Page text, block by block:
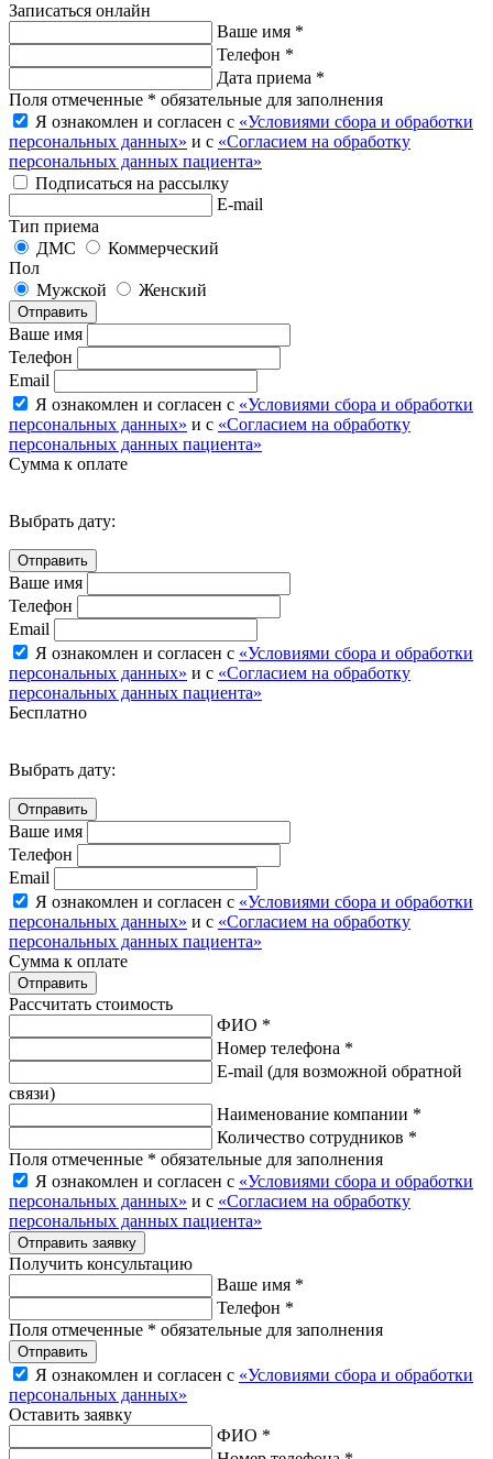
Записаться онлайн
Ваше имя *
Телефон *
Дата приема *
Поля отмеченные * обязательные для заполнения
Я ознакомлен и согласен с «Условиями сбора и обработки
персональных данных» и с «Согласием на обработку
персональных данных пациента»
Подписаться на рассылку
E-mail
Тип приема
ДМС
Коммерческий
Пол
Мужской
Женский
Отправить
Ваше имя
Телефон
Email
Я ознакомлен и согласен с «Условиями сбора и обработки
персональных данных» и с «Согласием на обработку
персональных данных пациента»
Сумма к оплате
Выбрать дату:
Ваше имя
Телефон
Email
Я ознакомлен и согласен с «Условиями сбора и обработки
персональных данных» и с «Согласием на обработку
персональных данных пациента»
Бесплатно
Выбрать дату:
Ваше имя
Телефон
Email
Я ознакомлен и согласен с «Условиями сбора и обработки
персональных данных» и с «Согласием на обработку
персональных данных пациента»
Сумма к оплате
Рассчитать стоимость
ФИО *
Номер телефона *
E-mail (для возможной обратной
связи)
Наименование компании *
Количество сотрудников *
Поля отмеченные * обязательные для заполнения
Я ознакомлен и согласен с «Условиями сбора и обработки
персональных данных» и с «Согласием на обработку
персональных данных пациента»
Отправить заявку
Получить консультацию
Ваше имя *
Телефон *
Поля отмеченные * обязательные для заполнения
Отправить
Я ознакомлен и согласен с «Условиями сбора и обработки
персональных данных»
Оставить заявку
ФИО *